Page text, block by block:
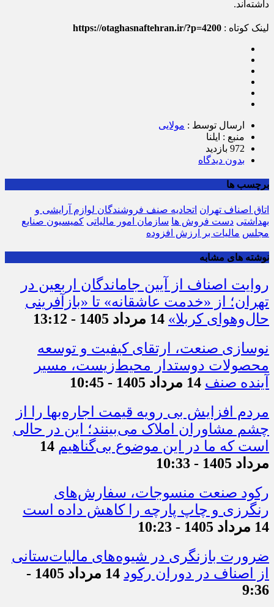
داشته‌اند.
لینک کوتاه : https://otaghasnaftehran.ir/?p=4200
ارسال توسط : مولایی
منبع : ایلنا
972 بازدید
بدون دیدگاه
برچسب ها
اتاق اصناف تهران اتحادیه صنف فروشندگان لوازم آرایشی و
بهداشتی دست فروش ها سازمان امور مالیاتی کمیسیون صنایع
مجلس مالیات بر ارزش افزوده‌
نوشته های مشابه
روایت اصناف از آیین جاماندگان اربعین در
تهران؛ از «خدمت عاشقانه» تا «بازآفرینی
حال‌وهوای کربلا» 14 مرداد 1405 - 13:12
نوسازی صنعت، ارتقای کیفیت و توسعه
محصولات دوستدار محیط‌زیست، مسیر
آینده صنف 14 مرداد 1405 - 10:45
مردم افزایش بی رویه قیمت اجاره‌بها را از
چشم مشاوران املاک می‌بینند؛ این در حالی
است که ما در این موضوع بی‌گناهیم 14
مرداد 1405 - 10:33
رکود صنعت منسوجات، سفارش‌های
رنگرزی و چاپ پارچه را کاهش داده است
14 مرداد 1405 - 10:23
ضرورت بازنگری در شیوه‌های مالیات‌ستانی
از اصناف در دوران رکود
14 مرداد 1405 -
9:36